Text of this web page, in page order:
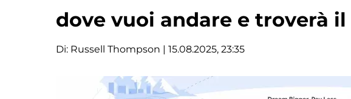
dove vuoi andare e troverà
Di: Russell Thompson | 15.08.2025, 23:35